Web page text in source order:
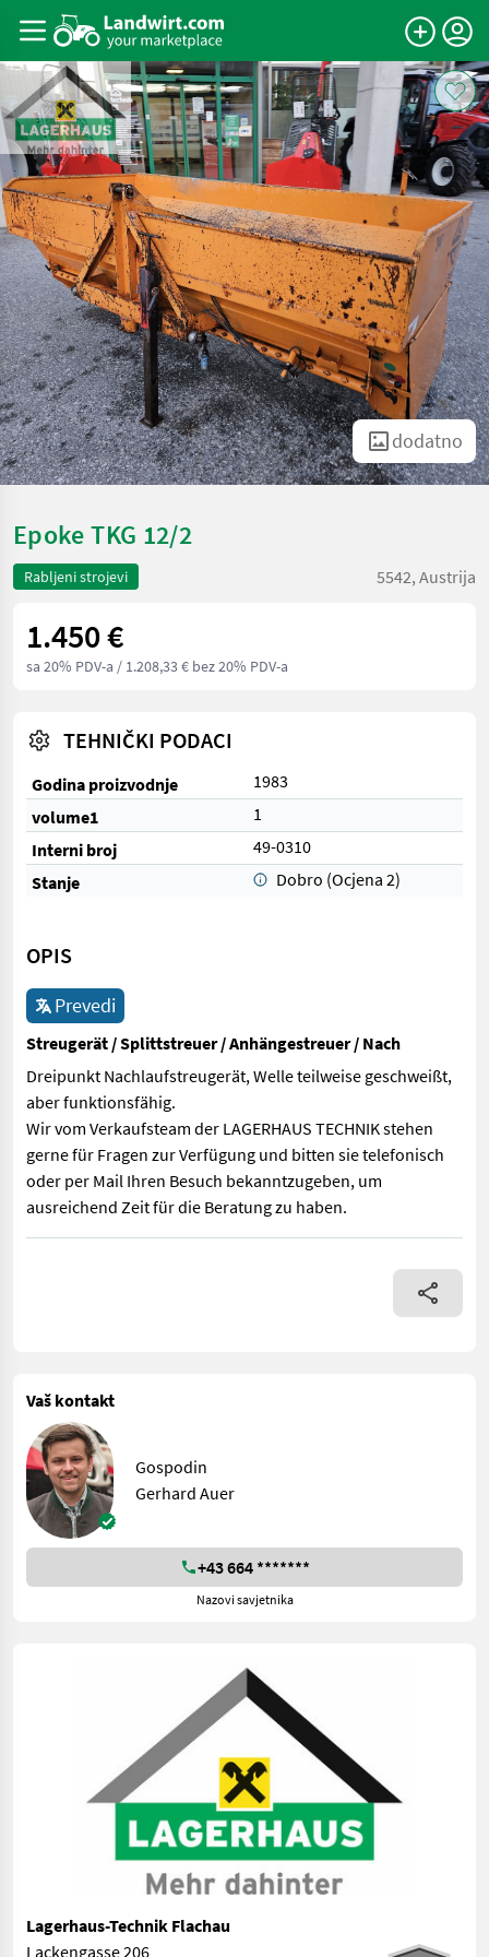
dodatno
Epoke TKG 12/2
Rabljeni strojevi 5542, Austrija
1.450 €
sa 20% PDV-a / 1.208,33 € bez 20% PDV-a
TEHNIČKI PODACI
Godina proizvodnje
1983
volume1
1
Interni broj
49-0310
Stanje
Dobro (Ocjena 2)
OPIS
Prevedi
Streugerät / Splittstreuer / Anhängestreuer / Nach
Dreipunkt Nachlaufstreugerät, Welle teilweise geschweißt,
aber funktionsfähig.
Wir vom Verkaufsteam der LAGERHAUS TECHNIK stehen
gerne für Fragen zur Verfügung und bitten sie telefonisch
oder per Mail Ihren Besuch bekanntzugeben, um
ausreichend Zeit für die Beratung zu haben.
Dreipunkt Nachlaufstreugerät, Welle teilweise geschweißt,
Vaš kontakt
Gospodin
Gerhard Auer
+43 664 *******
Nazovi savjetnika
Lagerhaus-Technik Flachau
Lackengasse 206